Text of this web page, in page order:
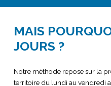
MAIS
JOURS ?
Notre méthode repose sur la
territoire du lundi au vendredi